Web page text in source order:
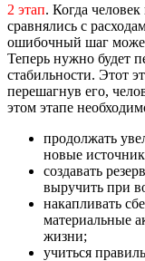
2 этап. Когда
сравнялись с
ошибочный шаг
Теперь нужно будет
стабильности. Этот
перешагнув его,
этом этапе
продолжать
новые
создавать
выручить при
накапливать
материальные
жизни;
учиться